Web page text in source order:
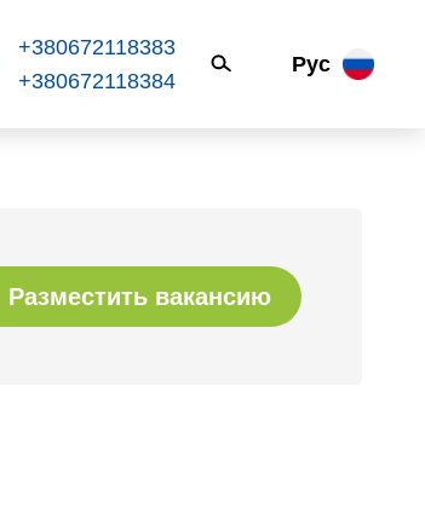
+380672118383
+380672118384
Рус
Разместить вакансию